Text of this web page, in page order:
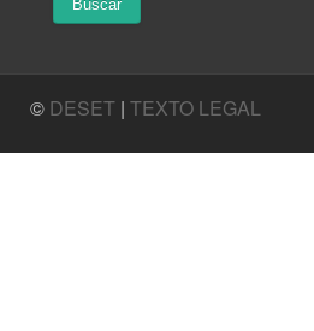
© DESET | TEXTO LEGAL